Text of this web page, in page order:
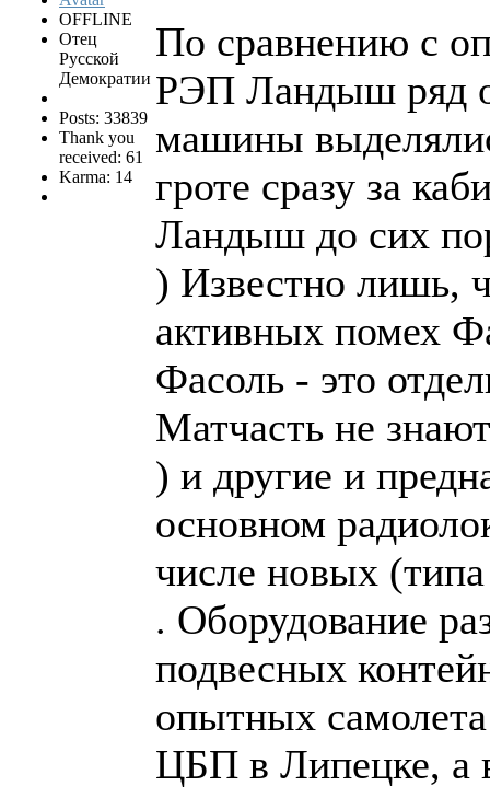
OFFLINE
Отец
Русской
Демократии
Posts: 33839
Thank you
received: 61
Karma: 14
По сравнению с
РЭП Ландыш ряд
машины
гроте сразу за
Ландыш до сих
) Известно лишь,
активных помех
Фасоль - это
Матчасть не
) и другие и
основном
числе новых
. Оборудование
подвесных
опытных
ЦБП в Липецке, а